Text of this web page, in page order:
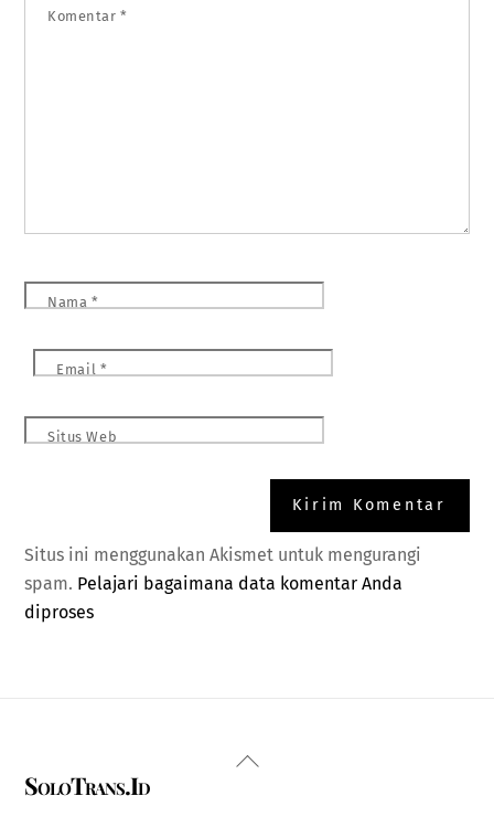
Komentar*
Nama *
Email *
Situs Web
Situs ini menggunakan Akismet untuk mengurangi
spam. Pelajari bagaimana data komentar Anda
diproses
Back
SoloTrans.Id